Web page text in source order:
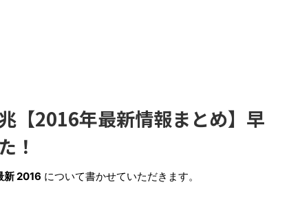
【2016年最新情報まとめ】早
！
新 2016 について書かせていただきます。